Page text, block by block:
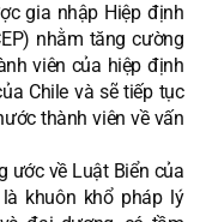
gia nhập Hiệp định
nhằm tăng cường
viên của hiệp định
Chile và sẽ tiếp tục
thành viên về vấn
ước về Luật Biển của
là khuôn khổ pháp lý